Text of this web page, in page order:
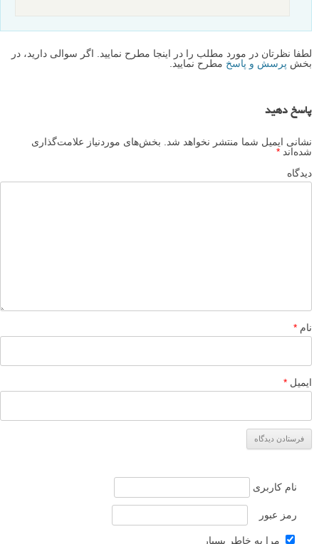
لطفا نظرتان در مورد مطلب را در اینجا مطرح نمایید. اگر سوالی دارید، در
بخش پرسش و پاسخ مطرح نمایید.
پاسخ دهید
نشانی ایمیل شما منتشر نخواهد شد. بخش‌های موردنیاز علامت‌گذاری
شده‌اند *
دیدگاه
نام *
ایمیل *
نام کاربری
رمز عبور
مرا به خاطر بسپار